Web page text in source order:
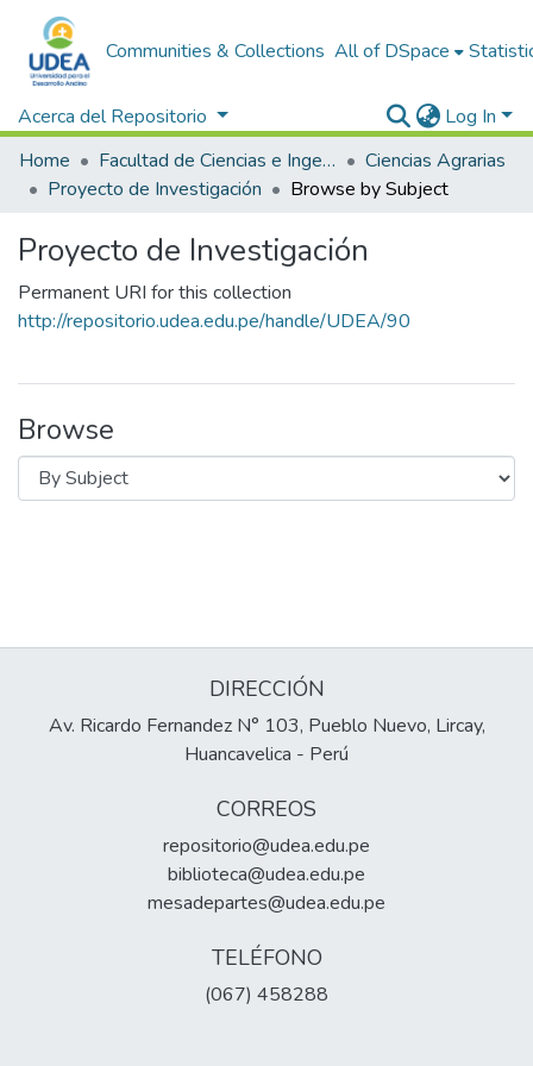
Communities & Collections All of DSpace
Acerca del Repositorio
Log In
Home
Facultad de Ciencias e Ingeniería
Ciencias Agrarias
Proyecto de Investigación
Browse by Subject
Proyecto de Investigación
Permanent URI for this collection
http://repositorio.udea.edu.pe/handle/UDEA/90
Browse
DIRECCIÓN
Av. Ricardo Fernandez N° 103, Pueblo Nuevo, Lircay,
Huancavelica - Perú
CORREOS
repositorio@udea.edu.pe
biblioteca@udea.edu.pe
mesadepartes@udea.edu.pe
TELÉFONO
(067) 458288